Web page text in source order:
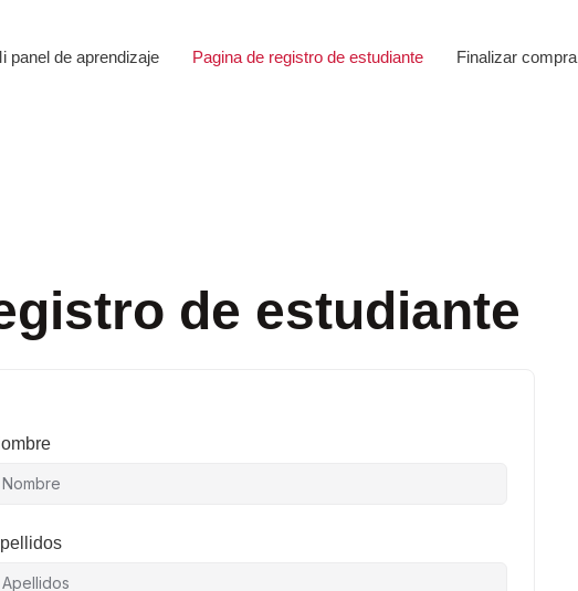
panel de aprendizaje Pagina de registro de estudiante Finalizar compra
de estudiante